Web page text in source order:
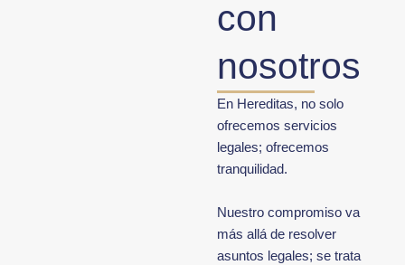
con
nosotros
En Hereditas, no solo
ofrecemos servicios
legales; ofrecemos
tranquilidad.
Nuestro compromiso va
más allá de resolver
asuntos legales; se trata